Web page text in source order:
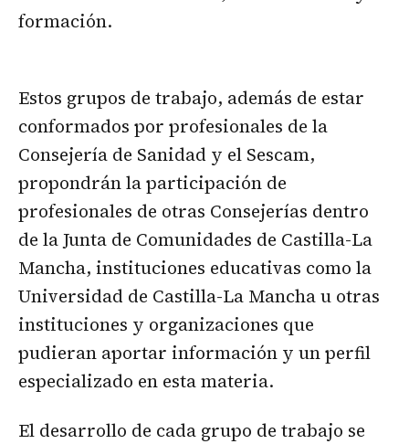
formación.
Estos grupos de trabajo, además de estar
conformados por profesionales de la
Consejería de Sanidad y el Sescam,
propondrán la participación de
profesionales de otras Consejerías dentro
de la Junta de Comunidades de Castilla-La
Mancha, instituciones educativas como la
Universidad de Castilla-La Mancha u otras
instituciones y organizaciones que
pudieran aportar información y un perfil
especializado en esta materia.
El desarrollo de cada grupo de trabajo se